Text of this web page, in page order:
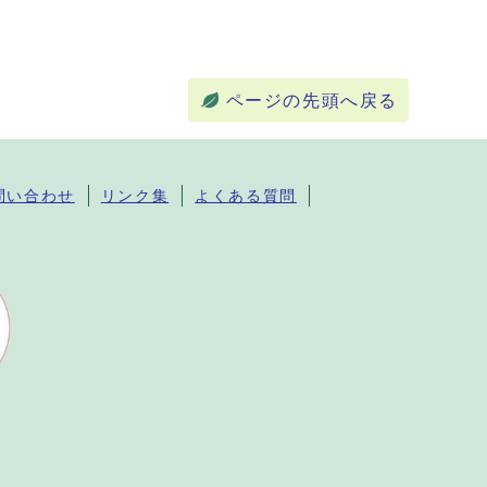
ページの先頭へ戻る
い合わせ リンク集 よくある質問